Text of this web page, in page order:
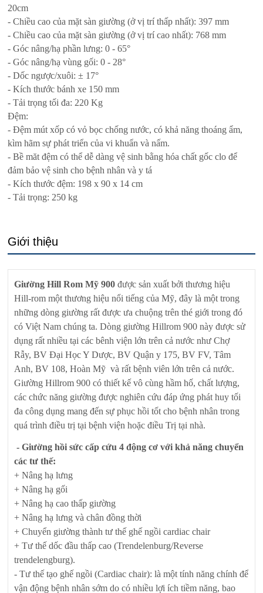
20cm
- Chiều cao của mặt sàn giường (ở vị trí thấp nhất): 397 mm
- Chiều cao của mặt sàn giường (ở vị trí cao nhất): 768 mm
- Góc nâng/hạ phần lưng: 0 - 65°
- Góc nâng/hạ vùng gối: 0 - 28°
- Dốc ngược/xuôi: ± 17°
- Kích thước bánh xe 150 mm
- Tải trọng tối đa: 220 Kg
Đệm:
- Đệm mút xốp có vỏ bọc chống nước, có khả năng thoáng ẩm,
kìm hãm sự phát triển của vi khuẩn và nấm.
- Bề măt đệm có thể dễ dàng vệ sinh bằng hóa chất gốc clo để
đảm bảo vệ sinh cho bệnh nhân và y tá
- Kích thước đệm: 198 x 90 x 14 cm
- Tải trọng: 250 kg
Giới thiệu
Giường Hill Rom Mỹ 900 được sản xuất bởi thương hiệu
Hill-rom một thương hiệu nổi tiếng của Mỹ, đây là một trong
những dòng giường rất được ưa chuộng trên thé giới trong đó
có Việt Nam chúng ta. Dòng giường Hillrom 900 này được sử
dụng rất nhiều tại các bênh viện lớn trên cả nước như Chợ
Rẫy, BV Đại Học Y Dược, BV Quận y 175, BV FV, Tâm
Anh, BV 108, Hoàn Mỹ và rất bệnh viên lớn trên cả nước.
Giường Hillrom 900 có thiết kế vô cùng hầm hố, chất lượng,
các chức năng giường được nghiên cứu đáp ứng phát huy tối
đa công dụng mang đến sự phục hồi tốt cho bệnh nhân trong
quá trình điều trị tại bệnh viện hoặc điều Trị tại nhà.
- Giường hồi sức cấp cứu 4 động cơ với khả năng chuyển
các tư thế:
+ Nâng hạ lưng
+ Nâng hạ gối
+ Nâng hạ cao thấp giường
+ Nâng hạ lưng và chân đồng thời
+ Chuyển giường thành tư thế ghế ngồi cardiac chair
+ Tư thế dốc đầu thấp cao (Trendelenburg/Reverse
trendelengburg).
- Tư thế tạo ghế ngồi (Cardiac chair): là một tính năng chính để
vận động bệnh nhân sớm do có nhiều lợi ích tiềm năng, bao